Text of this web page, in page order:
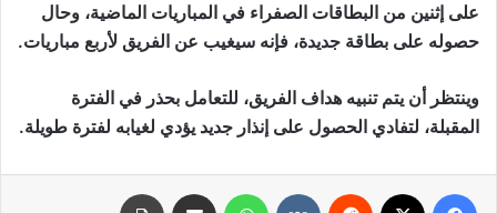
على إثنين من البطاقات الصفراء في المباريات الماضية، وحال
حصوله على بطاقة جديدة، فإنه سيغيب عن الفريق لأربع مباريات.
وينتظر أن يتم تنبيه هداف الفريق، للتعامل بحذر في الفترة
المقبلة، لتفادي الحصول على إنذار جديد يؤدي لغيابه لفترة طويلة.
واتساب